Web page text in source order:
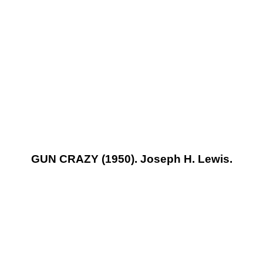
GUN CRAZY (1950). Joseph H. Lewis.